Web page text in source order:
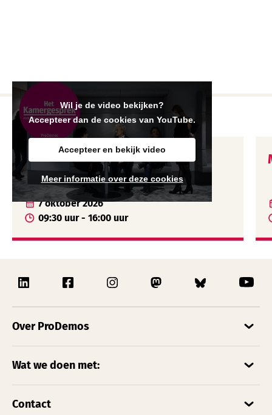
Wil je de video bekijken?
Accepteer dan de cookies van YouTube.
Accepteer en bekijk video
Meer informatie over deze cookies
Agenda
Mbo-docentendag Tilburg
7 oktober 2026
09:30 uur - 16:00 uur
Over ProDemos
Wat we doen met:
Contact